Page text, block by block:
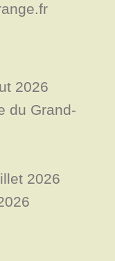
2026
du Grand-
2026